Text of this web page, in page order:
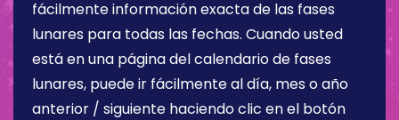
fácilmente información exacta de las fases
lunares para todas las fechas. Cuando usted
está en una página del calendario de fases
lunares, puede ir fácilmente al día, mes o año
anterior / siguiente haciendo clic en el botón